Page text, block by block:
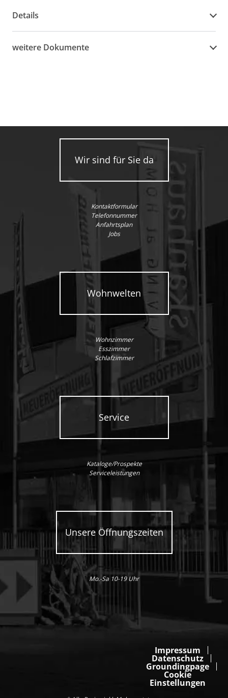
Details
weitere Dokumente
Wir sind für Sie da
Kontaktformular
Telefonnummer
Anfahrtsplan
Jobs
Wohnwelten
Wohnzimmer
Esszimmer
Schlafzimmer
Service
Kataloge/Prospekte
Serviceleistungen
Unsere Öffnungszeiten
Mo.-Sa 10-19 Uhr
Impressum
Datenschutz
Groundingpage
Cookie
Einstellungen